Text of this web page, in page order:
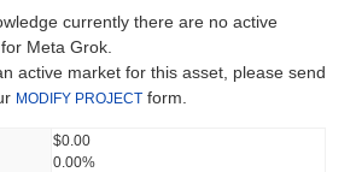
currently there are no active
Meta Grok.
active market for this asset, please send
MODIFY PROJECT form.
$0.00
0.00%